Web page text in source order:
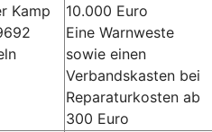
Kamp
10.000 Euro
Eine Warnweste
sowie einen
Verbandskasten bei
Reparaturkosten ab
300 Euro